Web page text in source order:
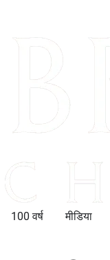
100 वर्ष मीडिया